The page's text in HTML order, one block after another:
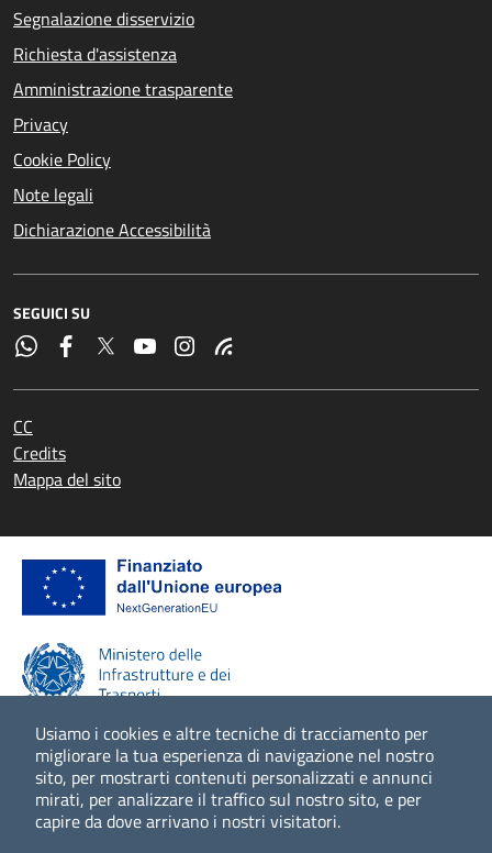
Usiamo i cookies e altre tecniche di tracciamento per
migliorare la tua esperienza di navigazione nel nostro
sito, per mostrarti contenuti personalizzati e annunci
mirati, per analizzare il traffico sul nostro sito, e per
capire da dove arrivano i nostri visitatori.
Segnalazione disservizio
Richiesta d'assistenza
Amministrazione trasparente
Privacy
Cookie Policy
Note legali
Dichiarazione Accessibilità
SEGUICI SU
CC
Credits
Mappa del sito
Scopri di più